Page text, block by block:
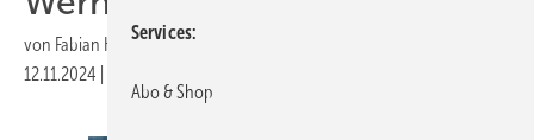
von Fabian Kauschke
12.11.2024
Services
Abo & Shop